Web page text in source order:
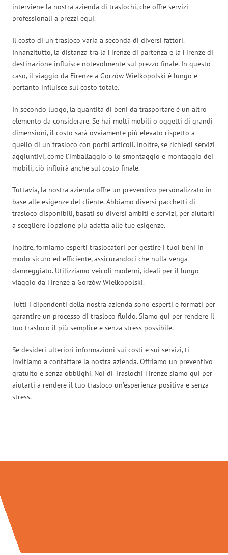
interviene la nostra azienda di traslochi, che offre servizi
professionali a prezzi equi.
Il costo di un trasloco varia a seconda di diversi fattori.
Innanzitutto, la distanza tra la Firenze di partenza e la Firenze di
destinazione influisce notevolmente sul prezzo finale. In questo
caso, il viaggio da Firenze a Gorzów Wielkopolski è lungo e
pertanto influisce sul costo totale.
In secondo luogo, la quantità di beni da trasportare è un altro
elemento da considerare. Se hai molti mobili o oggetti di grandi
dimensioni, il costo sarà ovviamente più elevato rispetto a
quello di un trasloco con pochi articoli. Inoltre, se richiedi servizi
aggiuntivi, come l’imballaggio o lo smontaggio e montaggio dei
mobili, ciò influirà anche sul costo finale.
Tuttavia, la nostra azienda offre un preventivo personalizzato in
base alle esigenze del cliente. Abbiamo diversi pacchetti di
trasloco disponibili, basati su diversi ambiti e servizi, per aiutarti
a scegliere l’opzione più adatta alle tue esigenze.
Inoltre, forniamo esperti traslocatori per gestire i tuoi beni in
modo sicuro ed efficiente, assicurandoci che nulla venga
danneggiato. Utilizziamo veicoli moderni, ideali per il lungo
viaggio da Firenze a Gorzów Wielkopolski.
Tutti i dipendenti della nostra azienda sono esperti e formati per
garantire un processo di trasloco fluido. Siamo qui per rendere il
tuo trasloco il più semplice e senza stress possibile.
Se desideri ulteriori informazioni sui costi e sui servizi, ti
invitiamo a contattare la nostra azienda. Offriamo un preventivo
gratuito e senza obblighi. Noi di Traslochi Firenze siamo qui per
aiutarti a rendere il tuo trasloco un’esperienza positiva e senza
stress.